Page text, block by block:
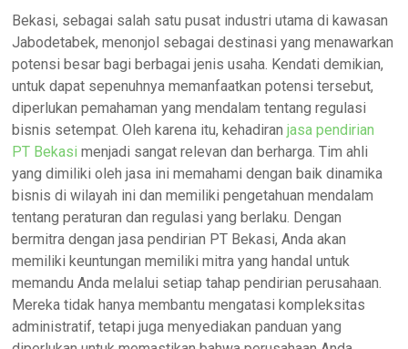
Bekasi, sebagai salah satu pusat industri utama di kawasan
Jabodetabek, menonjol sebagai destinasi yang menawarkan
potensi besar bagi berbagai jenis usaha. Kendati demikian,
untuk dapat sepenuhnya memanfaatkan potensi tersebut,
diperlukan pemahaman yang mendalam tentang regulasi
bisnis setempat. Oleh karena itu, kehadiranjasa pendirian
PT Bekasi menjadi sangat relevan dan berharga. Tim ahli
yang dimiliki oleh jasa ini memahami dengan baik dinamika
bisnis di wilayah ini dan memiliki pengetahuan mendalam
tentang peraturan dan regulasi yang berlaku. Dengan
bermitra dengan jasa pendirian PT Bekasi, Anda akan
memiliki keuntungan memiliki mitra yang handal untuk
memandu Anda melalui setiap tahap pendirian perusahaan.
Mereka tidak hanya membantu mengatasi kompleksitas
administratif, tetapi juga menyediakan panduan yang